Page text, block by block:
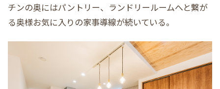
チンの奥にはパントリー、ランドリールームへと繋が
る奥様お気に入りの家事導線が続いている。